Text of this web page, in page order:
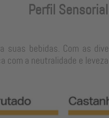
Perfil
suas bebidas. Com as
com a neutralidade e